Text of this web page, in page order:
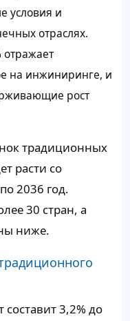
условия и
отраслях.
отражает
на инжиниринге, и
рост
традиционных
расти со
2036 год.
30 стран, а
ниже.
3,2% до